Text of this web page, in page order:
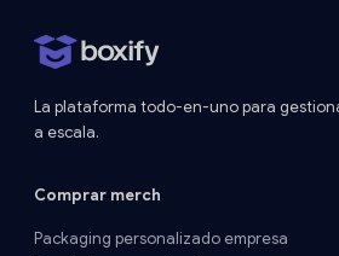
La plataforma todo-en-uno para
a escala.
Comprar merch
Packaging personalizado empresa